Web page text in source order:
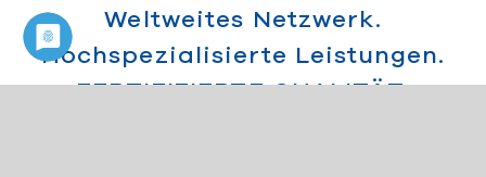
Weltweites Netzwerk.
Hochspezialisierte Leistungen.
ZERTIFIZIERTE QUALITÄT.